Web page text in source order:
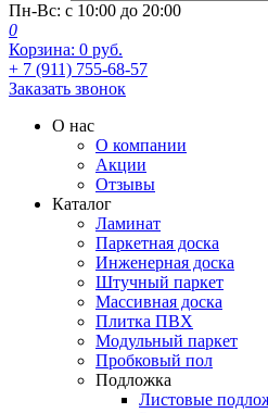
Пн-Вс: с 10:00 до 20:00
0
Корзина: 0 руб.
+ 7 (911) 755-68-57
Заказать звонок
О нас
О компании
Акции
Отзывы
Каталог
Ламинат
Паркетная доска
Инженерная доска
Штучный паркет
Массивная доска
Плитка ПВХ
Модульный паркет
Пробковый пол
Подложка
Листовые